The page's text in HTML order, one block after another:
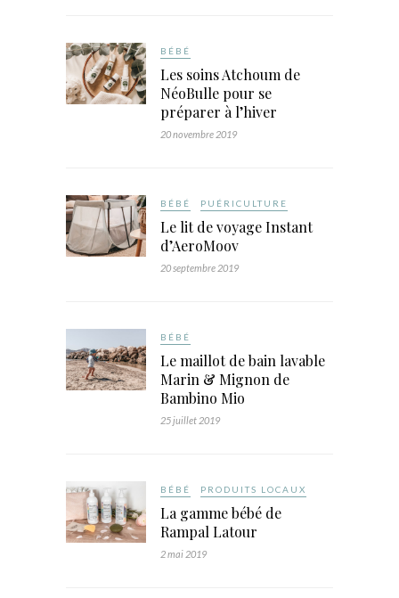
BÉBÉ
Les soins Atchoum de
NéoBulle pour se
préparer à l’hiver
20 novembre 2019
BÉBÉ PUÉRICULTURE
Le lit de voyage Instant
d’AeroMoov
20 septembre 2019
BÉBÉ
Le maillot de bain lavable
Marin & Mignon de
Bambino Mio
25 juillet 2019
BÉBÉ PRODUITS LOCAUX
La gamme bébé de
Rampal Latour
2 mai 2019